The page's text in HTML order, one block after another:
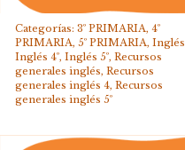
Categorías: 3º PRIMARIA, 4º
PRIMARIA, 5º PRIMARIA, Inglés
Inglés 4º, Inglés 5º, Recursos
generales inglés, Recursos
generales inglés 4, Recursos
generales inglés 5º